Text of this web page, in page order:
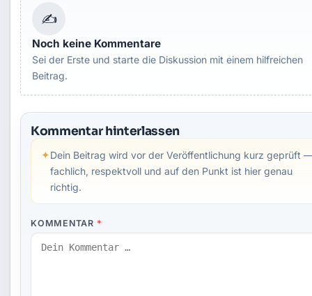
✍
Noch keine Kommentare
Sei der Erste und starte die Diskussion mit einem hilfreichen
Beitrag.
Kommentar hinterlassen
✦Dein Beitrag wird vor der Veröffentlichung kurz geprüft
fachlich, respektvoll und auf den Punkt ist hier genau
richtig.
KOMMENTAR *